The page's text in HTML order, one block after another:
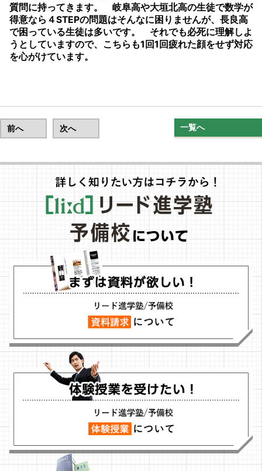
質問に持ってきます。 岐阜高や大垣北高の生徒で数学が
得意なら４STEPの問題はそんなに困りませんが、長良高
で困っている生徒は多いです。 それでも必死に理解しよ
うとしていますので、こちらも1回1回疲れた顔をせず対応
を心がけています。
前へ 次へ 一覧へ